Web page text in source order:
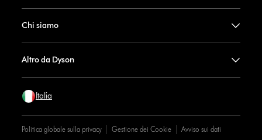
Chi siamo
Altro da Dyson
Italia
Politica globale sulla privacy Gestione dei Cookie Avviso sui dati